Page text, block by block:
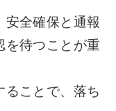
安全確保と通報
を待つことが重
ることで、落ち